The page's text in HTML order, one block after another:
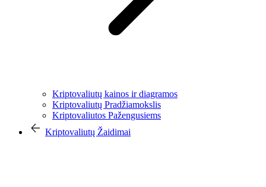
Kriptovaliutų kainos ir diagramos
Kriptovaliutų Pradžiamokslis
Kriptovaliutos Pažengusiems
Kriptovaliutų Žaidimai